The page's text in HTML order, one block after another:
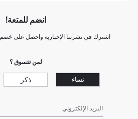
انضم للمتعة!
اشترك في نشرتنا الإخبارية واحصل على خصم 10٪ على تسوقك الأول!
لمن تتسوق ؟
نساء ذكر
البريد الإلكتروني